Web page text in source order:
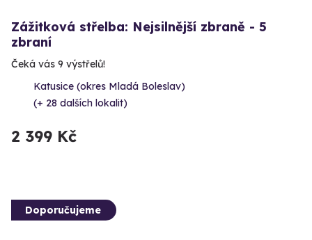
Zážitková střelba: Nejsilnější zbraně - 5
zbraní
Čeká vás 9 výstřelů!
Katusice (okres Mladá Boleslav)
(+ 28 dalších lokalit)
2 399 Kč
Doporučujeme